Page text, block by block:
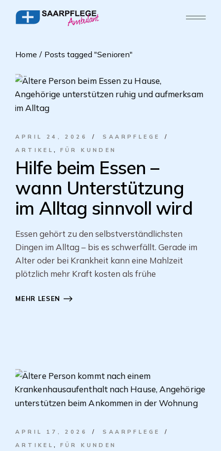
Home Posts tagged "Senioren"
APRIL 24, 2026
SAARPFLEGE
ARTIKEL
FÜR KUNDEN
Hilfe beim Essen –
wann Unterstützung
im Alltag sinnvoll wird
Essen gehört zu den selbstverständlichsten
Dingen im Alltag – bis es schwerfällt. Gerade im
Alter oder bei Krankheit kann eine Mahlzeit
plötzlich mehr Kraft kosten als frühe
MEHR LESEN
APRIL 17, 2026
SAARPFLEGE
ARTIKEL
FÜR KUNDEN